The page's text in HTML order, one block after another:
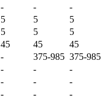
- - -
5 5 5
5 5 5
45 45 45
- 375-985 375-985
- - -
- - -
- - -